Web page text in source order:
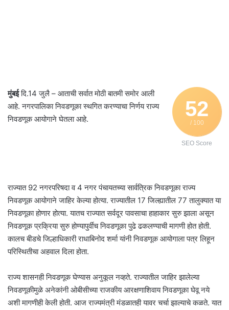
52
/ 100
SEO Score
मुंबईदि.14 जुलै – आताची सर्वात मोठी बातमी समोर आली
आहे. नगरपालिका निवडणूका स्थगित करण्याचा निर्णय राज्य
निवडणूक आयोगाने घेतला आहे.
राज्यात 92 नगरपरिषदा व 4 नगर पंचायतच्या सार्वत्रिक निवडणूका राज्य
निवडणूक आयोगाने जाहिर केल्या होत्या. राज्यातील 17 जिल्ह्यातील 77 तालुक्यात या
निवडणूका होणार होत्या. यातच राज्यात सर्वदूर पावसाचा हाहाकार सुरु झाला असून
निवडणूक प्रक्रिया सुरु होण्यापुर्वीच निवडणूका पुढे ढकलण्याची मागणी होत होती.
कालच बीडचे जिल्हाधिकारी राधाबिनोद शर्मा यांनी निवडणूक आयोगाला पत्र लिहून
परिस्थितीचा अहवाल दिला होता.
राज्य शासनही निवडणूक घेण्यास अनुकूल नव्हते. राज्यातील जाहिर झालेल्या
निवडणूकीमुळे अनेकांनी ओबीसीच्या राजकीय आरक्षणाशिवाय निवडणूका घेवू नये
अशी मागणीही केली होती. आज राज्यमंत्री मंडळातही यावर चर्चा झाल्याचे कळते. यात